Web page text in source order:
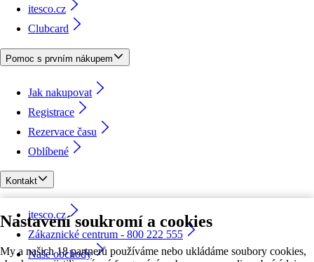
Nastavení soukromí a cookies
My a našich 18 partnerů používáme nebo ukládáme soubory cookies,
itesco.cz
Clubcard
Pomoc s prvním nákupem
Jak nakupovat
Registrace
Rezervace času
Oblíbené
Kontakt
itesco.cz
Zákaznické centrum - 800 222 555
Naše obchody